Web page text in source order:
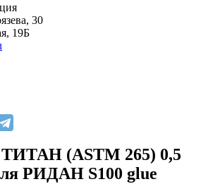
30
19Б
(ASTM 265) 0,5
РИДАН S100 glue